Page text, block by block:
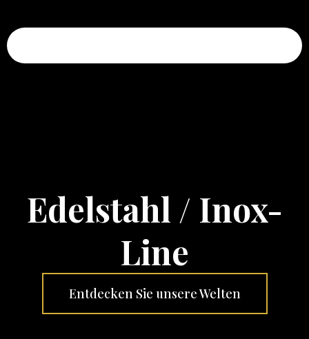
Edelstahl / Inox-
Line
Entdecken Sie unsere Welten